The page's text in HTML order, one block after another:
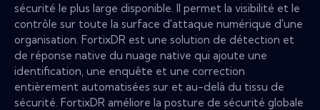
sécurité le plus large disponible. Il permet la visibilité et le
contrôle sur toute la surface d'attaque numérique d'une
organisation. FortixDR est une solution de détection et
de réponse native du nuage native qui ajoute une
identification, une enquête et une correction
entièrement automatisées sur et au-delà du tissu de
sécurité. FortixDR améliore la posture de sécurité globale